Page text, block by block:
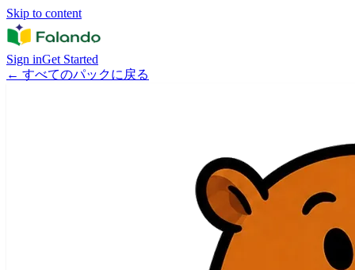
Skip to content
Sign inGet Started
← すべてのパックに戻る